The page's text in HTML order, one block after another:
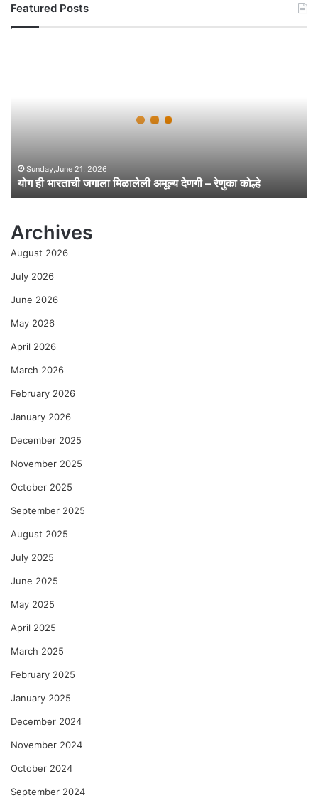
Featured Posts
ला
मि
ले
ली
अ
मू
दे
ण
–
णु
का
ल्हे
Sunday,June 21, 2026
योग ही भारताची जगाला मिळालेली अमूल्य देणगी – रेणुका कोल्हे
Archives
August 2026
July 2026
June 2026
May 2026
April 2026
March 2026
February 2026
January 2026
December 2025
November 2025
October 2025
September 2025
August 2025
July 2025
June 2025
May 2025
April 2025
March 2025
February 2025
January 2025
December 2024
November 2024
October 2024
September 2024